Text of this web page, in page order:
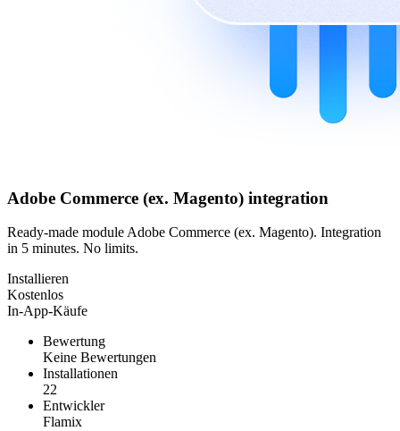
Adobe Commerce (ex. Magento) integration
Ready-made module Adobe Commerce (ex. Magento). Integration
in 5 minutes. No limits.
Installieren
Kostenlos
In-App-Käufe
Bewertung
Keine Bewertungen
Installationen
22
Entwickler
Flamix